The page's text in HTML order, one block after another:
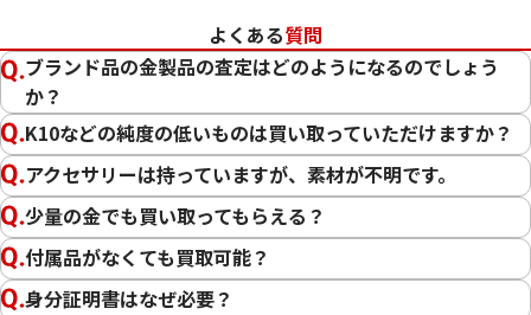
22金（K22）
21.6金（K21.6）
20金（K20）
18金（K18）
14金（K14）
12金（K12）
10金（K10）
金
プラチナ
よくある質問
ブランド品の金製品の査定はどのようになるのでしょう
か？
K10などの純度の低いものは買い取っていただけますか？
アクセサリーは持っていますが、素材が不明です。
少量の金でも買い取ってもらえる？
付属品がなくても買取可能？
身分証明書はなぜ必要？